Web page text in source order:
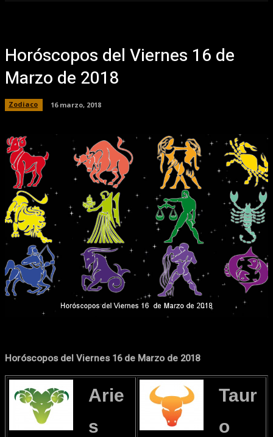
Horóscopos del Viernes 16 de
Marzo de 2018
Zodiaco 16 marzo, 2018
Facebook WhatsApp
Horóscopos del Viernes 16 de Marzo de 2018
Arie
s
Taur
o